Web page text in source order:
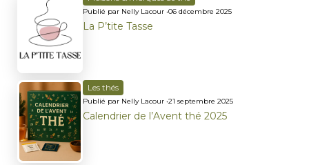
Publié par Nelly Lacour •06 décembre 2025
La P’tite Tasse
Les thés
Publié par Nelly Lacour •21 septembre 2025
Calendrier de l’Avent thé 2025